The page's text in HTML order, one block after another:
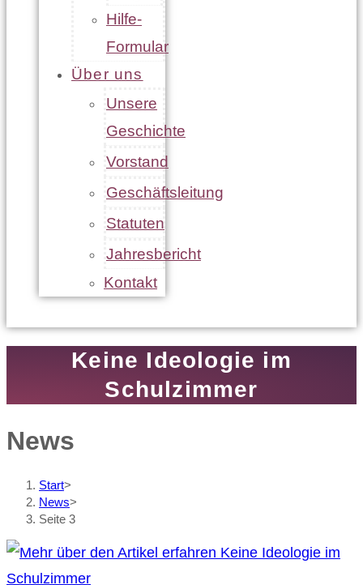
Hilfe-
Formular
Über uns
Unsere
Geschichte
Vorstand
Geschäftsleitung
Statuten
Jahresbericht
Kontakt
Keine Ideologie im
Schulzimmer
News
Start>
News>
Seite 3